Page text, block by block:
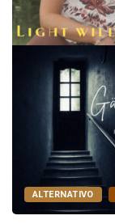
ALTERNATIVO